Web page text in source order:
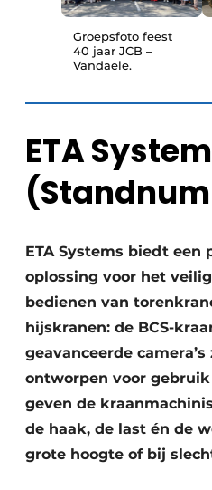
Groepsfoto feest
40 jaar JCB –
Vandaele.
ETA
ETA Systems biedt een
oplossing voor het
bedienen van
hijskranen: de BCS-
geavanceerde
ontworpen voor
geven de
de haak, de last én de
grote hoogte of bij